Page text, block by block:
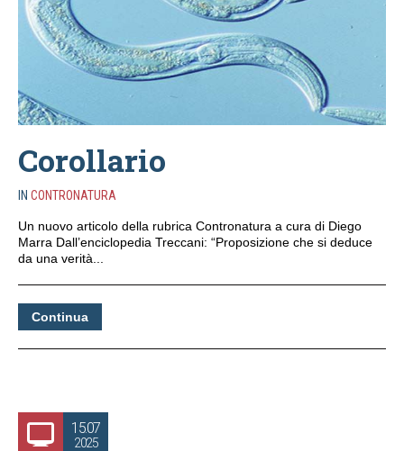
Corollario
IN CONTRONATURA
Un nuovo articolo della rubrica Contronatura a cura di Diego
Marra Dall’enciclopedia Treccani: “Proposizione che si deduce
da una verità...
Continua
15.07
2025